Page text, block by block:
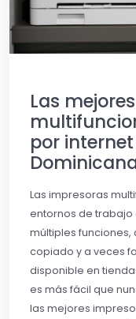
Las
por
Las impresoras
entornos de trabajo
múltiples funciones,
copiado y a veces
disponible en
es más fácil que
las mejores